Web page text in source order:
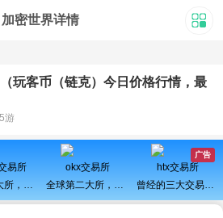
加密世界详情
玩客币（链克）今日价格行情，最
游
广告
易所
全球第一大所，新用户注册可得100USDT奖励
okx交易所
全球第二大所，新用户拆盲盒100%中奖，最高价值60000元
htx交易所
曾经的三大交易所之一、近期空投活动较多，力争重回巅峰